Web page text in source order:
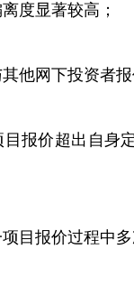
度显著较高；
其他网下投资者
目报价超出自
项目报价过程中